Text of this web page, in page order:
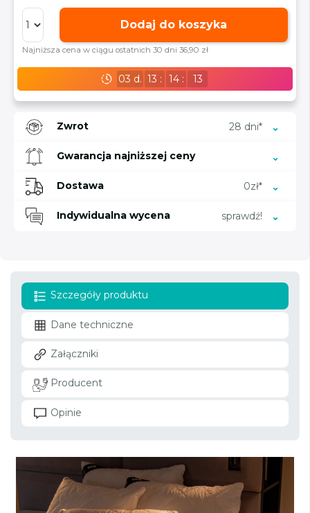
Dodaj do koszyka
Najniższa cena w ciągu ostatnich 30 dni 36,90 zł
03 d. 13 : 14: 12
Zwrot 28 dni*
Gwarancja najniższej ceny
Dostawa 0zł*
Indywidualna wycena sprawdź!
Szczegóły produktu
Dane techniczne
Załączniki
Producent
Opinie